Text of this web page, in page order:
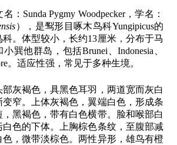
名：Sunda Pygmy Woodpecker，学名：
），是䴕形目啄木鸟科Yungipicus的
。体型较小，长约13厘米，分布于马
巽他群岛，包括Brunei、Indonesia、
。适应性强，常见于多种生境。
部灰褐色，具黑色耳羽，两道宽而灰白
窄。上体灰褐色，翼端白色，形成条
黑褐色，带有白色横带。脸和喉部白
色的下体。上胸棕色条纹，至腹部减
，微带淡棕色。两性异形，雄鸟有橙